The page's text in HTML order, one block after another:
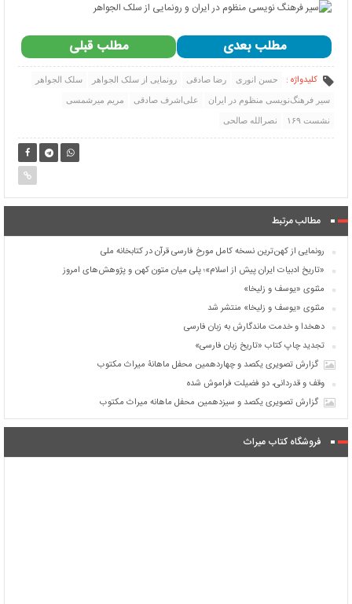
مطلب قبلی مطلب بعدی
کلیدواژه : حسن انوری رضا صادقی رونمایی از سلک الجواهر سلک الجواهر
سیر فرهنگ‌نویسی منظوم در ایران علی‌اشرف صادقی مریم میرشمسی
نشست ۱۶۹ نصرالله صالحی
مطالب مرتبط
رونمایی از کهن‌ترین نسخه کامل مورخ فارسی قرآن در کتابخانه ملی
«تاریخ ادبیات ایران پیش از اسلام»؛ پلی میان متون کهن و پژوهش‌های امروز
مثنوی «یوسف و زلیخا»
مثنوی «یوسف و زلیخا» منتشر شد
دهخدا و خدمت ماندگارش به زبان فارسی
تجدید چاپ کتاب «تاریخ زبان فارسی»
گزارش تصویری یکصد و چهاردهمین محفل ماهانۀ میراث مکتوب
وقف و قدردانی، دو فضیلت فراموش شده
گزارش تصویری یکصد و سیزدهمین محفل ماهانه میراث مکتوب
فروشگاه کتاب میراث